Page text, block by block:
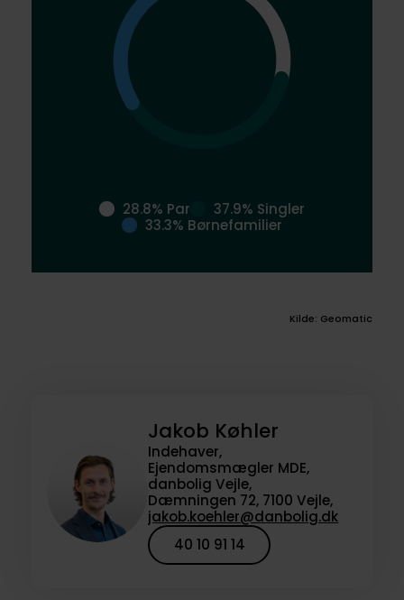
28.8% Par
37.9% Singler
33.3% Børnefamilier
Kilde: Geomatic
Jakob Køhler
Indehaver,
Ejendomsmægler MDE,
danbolig Vejle,
Dæmningen 72, 7100 Vejle,
jakob.koehler@danbolig.dk
40 10 91 14